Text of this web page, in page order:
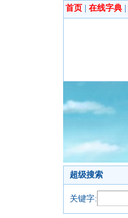
首页 在线字典
超级搜索
关键字: